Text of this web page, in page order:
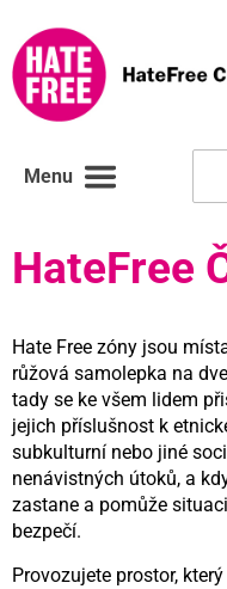
Menu
HateFree
Hate Free zóny jsou
růžová samolepka na
tady se ke všem lidem
jejich příslušnost k
subkulturní nebo jiné
nenávistných útoků, a
zastane a pomůže
bezpečí.
Provozujete prostor,